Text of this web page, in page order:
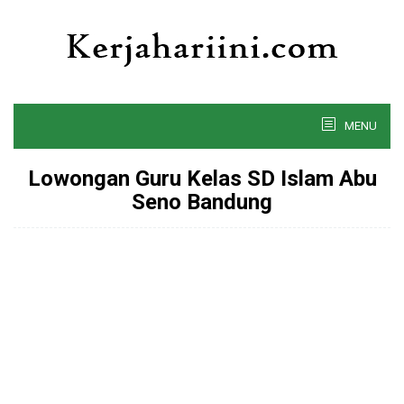
MENU
Lowongan Guru Kelas SD Islam Abu
Seno Bandung